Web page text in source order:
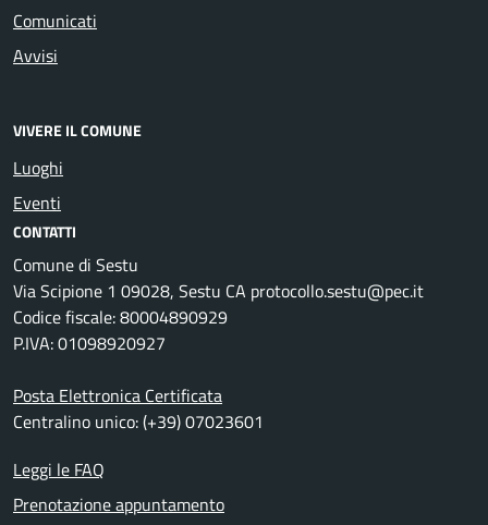
Comunicati
Avvisi
VIVERE IL COMUNE
Luoghi
Eventi
CONTATTI
Comune di Sestu
Via Scipione 1 09028, Sestu CA protocollo.sestu@pec.it
Codice fiscale: 80004890929
P.IVA: 01098920927
Posta Elettronica Certificata
Centralino unico: (+39) 07023601
Leggi le FAQ
Prenotazione appuntamento